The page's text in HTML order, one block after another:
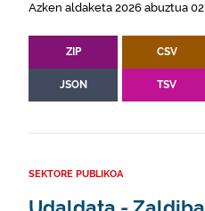
Azken aldaketa 2026 abuztua 02
ZIP CSV
JSON TSV
SEKTORE PUBLIKOA